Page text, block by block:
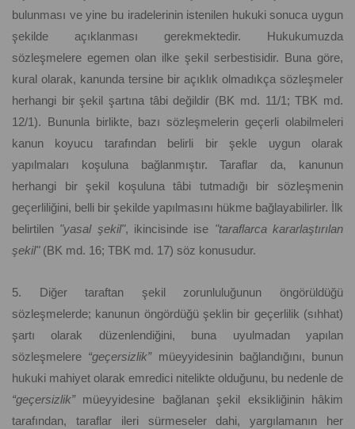
bulunması ve yine bu iradelerinin istenilen hukuki sonuca uygun
şekilde açıklanması gerekmektedir. Hukukumuzda
sözleşmelere egemen olan ilke şekil serbestisidir. Buna göre,
kural olarak, kanunda tersine bir açıklık olmadıkça sözleşmeler
herhangi bir şekil şartına tâbi değildir (BK md. 11/1; TBK md.
12/1). Bununla birlikte, bazı sözleşmelerin geçerli olabilmeleri
kanun koyucu tarafından belirli bir şekle uygun olarak
yapılmaları koşuluna bağlanmıştır. Taraflar da, kanunun
herhangi bir şekil koşuluna tâbi tutmadığı bir sözleşmenin
geçerliliğini, belli bir şekilde yapılmasını hükme bağlayabilirler. İlk
belirtilen "yasal şekil", ikincisinde ise "taraflarca kararlaştırılan
şekil" (BK md. 16; TBK md. 17) söz konusudur.
5. Diğer taraftan şekil zorunluluğunun öngörüldüğü
sözleşmelerde; kanunun öngördüğü şeklin bir geçerlilik (sıhhat)
şartı olarak düzenlendiğini, buna uyulmadan yapılan
sözleşmelere “geçersizlik”müeyyidesinin bağlandığını, bunun
hukuki mahiyet olarak emredici nitelikte olduğunu, bu nedenle de
“geçersizlik”müeyyidesine bağlanan şekil eksikliğinin hâkim
tarafından, taraflar ileri sürmeseler dahi, yargılamanın her